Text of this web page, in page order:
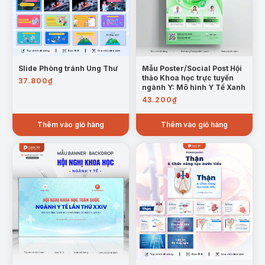
Lưu ý quan trọng khi mua Bảo hiểm Nhân Thọ
Cung cấp những điểm cần chú ý khi lựa chọn bảo
hiểm, từ việc hiểu rõ quyền lợi, điều kiện tham gia,
đến những yếu tố quyết định khi mua bảo hiểm.
Slide Phòng tránh Ung Thư
37.800₫
Thêm vào giỏ hàng
Mẫu Poster/Social Post Hội
thảo Khoa học trực tuyến
ngành Y: Mô hình Y Tế Xanh
43.200₫
Thêm vào giỏ hàng